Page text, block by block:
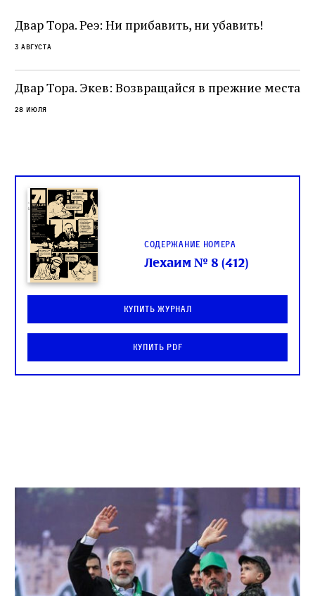
не просто покровитель переводчиков,
окружённый книгами. Перед нами человек,
одно решение которого вызвало возмущение
целой общины и стало частью многовекового
спора о том, кому принадлежит последнее
слово в переводе Библии
Двар Тора. Реэ: Ни прибавить, ни убавить!
3 августа
Двар Тора. Экев: Возвращайся в прежние места
28 июля
Содержание номера
Лехаим № 8 (412)
Купить журнал
Купить PDF